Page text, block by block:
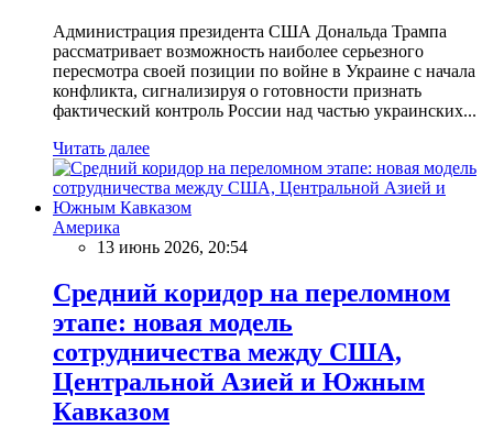
Администрация президента США Дональда Трампа
рассматривает возможность наиболее серьезного
пересмотра своей позиции по войне в Украине с начала
конфликта, сигнализируя о готовности признать
фактический контроль России над частью украинских...
Читать далее
Америка
13 июнь 2026, 20:54
Средний коридор на переломном
этапе: новая модель
сотрудничества между США,
Центральной Азией и Южным
Кавказом